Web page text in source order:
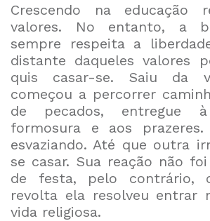
Crescendo na educação
valores. No entanto, a
sempre respeita a
distante daqueles valores
quis casar-se. Saiu da
começou a percorrer
de pecados, entregue
formosura e aos
esvaziando. Até que outra
se casar. Sua reação não
de festa, pelo contrário,
revolta ela resolveu entrar
vida religiosa.